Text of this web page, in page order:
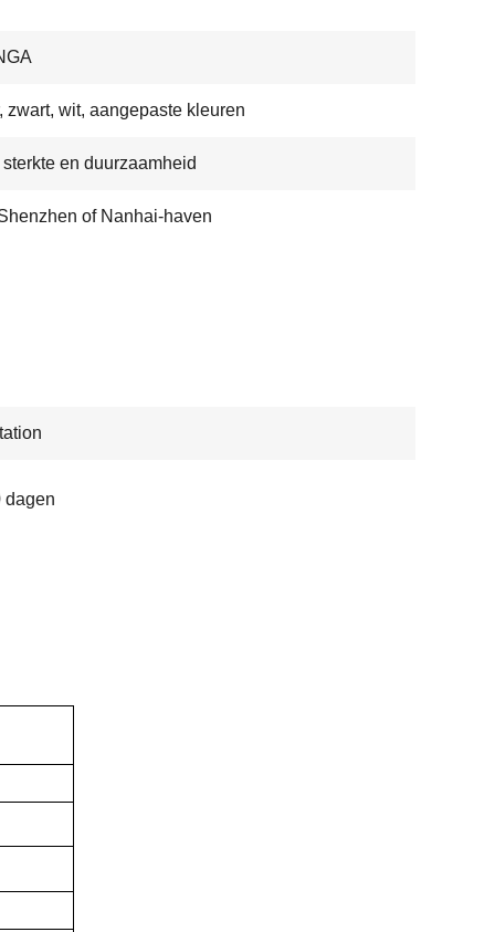
zwart, wit, aangepaste kleuren
sterkte en duurzaamheid
of Nanhai-haven
dagen